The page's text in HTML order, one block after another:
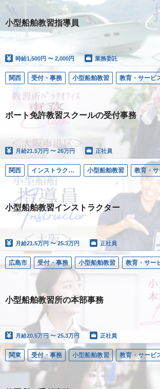
小型船舶教習指導員
時給1,500円 〜 2,000円 業務委託
関西 受付・事務 小型船舶教習 教育・サービ
ボート免許教習スクールの受付事務
月給21.5万円 〜 26万円 正社員
関西 インストラクター／小型船舶 小型船舶教習 教育・
小型船舶教習インストラクター
月給21.5万円 〜 25.3万円 正社員
広島市 受付・事務 小型船舶教習 教育・サー
小型船舶教習所の本部事務
月給20.5万円 〜 25.3万円 正社員
関東 受付・事務 小型船舶教習 教育・サービ